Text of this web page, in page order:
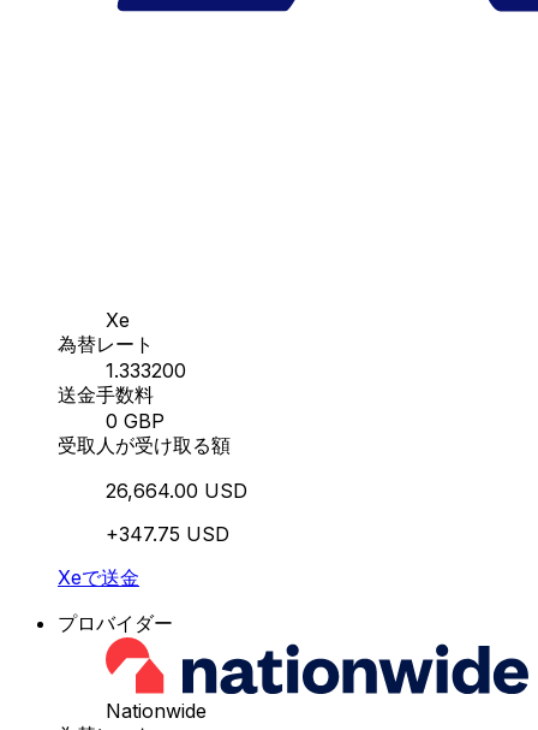
Xe
為替レート
1.333200
送金手数料
0 GBP
受取人が受け取る額
26,664.00 USD
+347.75 USD
Xeで送金
プロバイダー
Nationwide